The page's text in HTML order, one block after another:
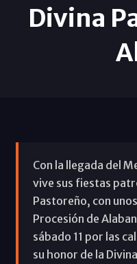
Divina
Con la llegada del
vive sus fiestas
Pastoreño, con
Procesión de
sábado 11 por las
su honor de la